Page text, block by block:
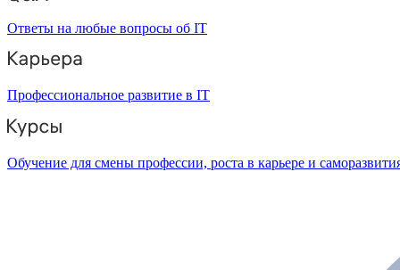
Ответы на любые вопросы об IT
Профессиональное развитие в IT
Обучение для смены профессии, роста в карьере и